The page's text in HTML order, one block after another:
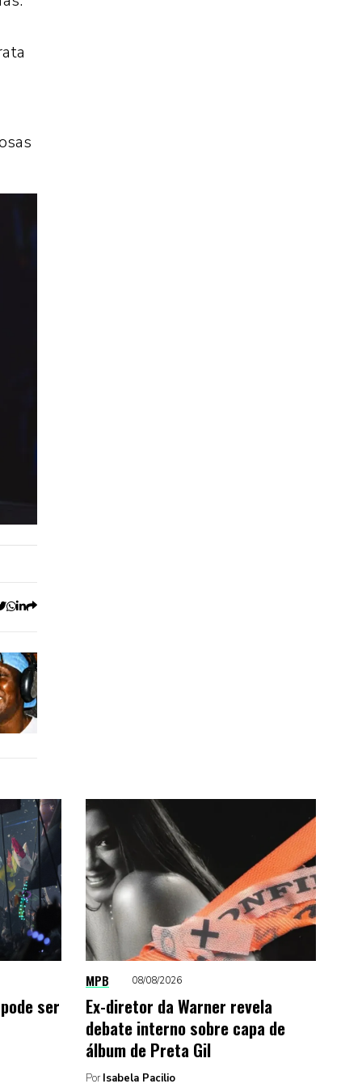
ser
MPB 08/08/2026
Ex-diretor da Warner revela
debate interno sobre capa de
álbum de Preta Gil
Por Isabela Pacilio